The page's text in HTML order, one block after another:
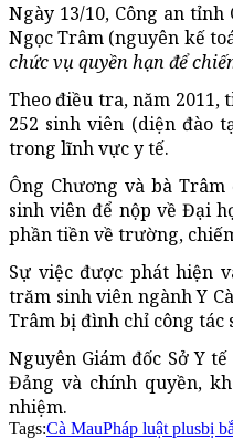
Ngày 13/10, Công an
Ngọc Trâm (nguyên kế
chức vụ quyền hạn để
Theo điều tra, năm 2011,
252 sinh viên (diện đào
trong lĩnh vực y tế.
Ông Chương và bà
sinh viên để nộp về Đại
phần tiền về trường,
Sự việc được phát hiện
trăm sinh viên ngành Y
Trâm bị đình chỉ công tác
Nguyên Giám đốc Sở Y
Đảng và chính quyền,
nhiệm.
Tags:Cà MauPháp luật plusbị